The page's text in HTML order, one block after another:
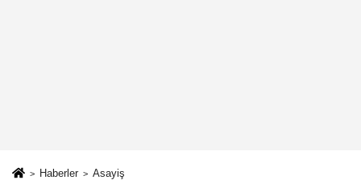
Haberler Asayiş